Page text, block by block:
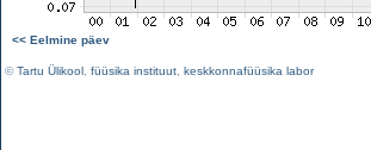
<< Eelmine päev
©Tartu Ülikool füüsika instituut keskkonnafüüsika labor